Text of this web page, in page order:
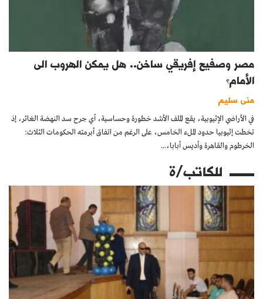
مصر وصفيح إفريقي ساخن.. هل يمكن الهروب الى
الأمام؟
منى سليم
في الأراضي الإثيوبية، يقع الملف الأشد خطورة وحساسية، أي جرح سد النهضة الغائر، إذ
تخطت إثيوبيا حدود الملء الخامس، على الرغم من اتفاق أبرمته الحكومات الثلاث:
الخرطوم والقاهرة وأديس أبابا،...
للكاتب/ة